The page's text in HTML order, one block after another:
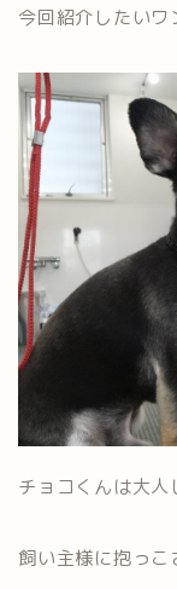
今回紹介したいワ
チョコくんは大
飼い主様に抱っこ